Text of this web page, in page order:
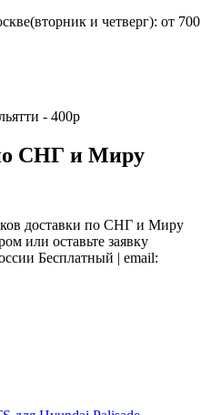
и четверг): от 700
- 400р
СНГ и Миру
доставки по СНГ и Миру
или оставьте заявку
Бесплатный | email: